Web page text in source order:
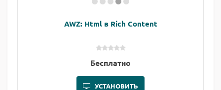
AWZ: Html в Rich Content
Бесплатно
УСТАНОВИТЬ